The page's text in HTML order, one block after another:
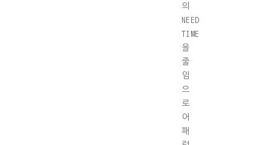
의
NEED
TIME
을
줄
임
으
로
어
패